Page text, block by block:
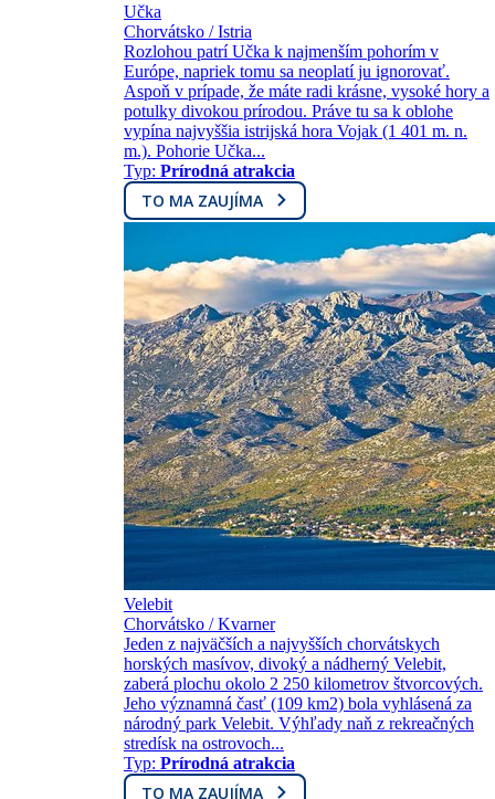
Učka
Chorvátsko / Istria
Rozlohou patrí Učka k najmenším pohorím v
Európe, napriek tomu sa neoplatí ju ignorovať.
Aspoň v prípade, že máte radi krásne, vysoké hory a
potulky divokou prírodou. Práve tu sa k oblohe
vypína najvyššia istrijská hora Vojak (1 401 m. n.
m.). Pohorie Učka...
Typ: Prírodná atrakcia
TO MA ZAUJÍMA
Velebit
Chorvátsko / Kvarner
Jeden z najväčších a najvyšších chorvátskych
horských masívov, divoký a nádherný Velebit,
zaberá plochu okolo 2 250 kilometrov štvorcových.
Jeho významná časť (109 km2) bola vyhlásená za
národný park Velebit. Výhľady naň z rekreačných
stredísk na ostrovoch...
Typ: Prírodná atrakcia
TO MA ZAUJÍMA